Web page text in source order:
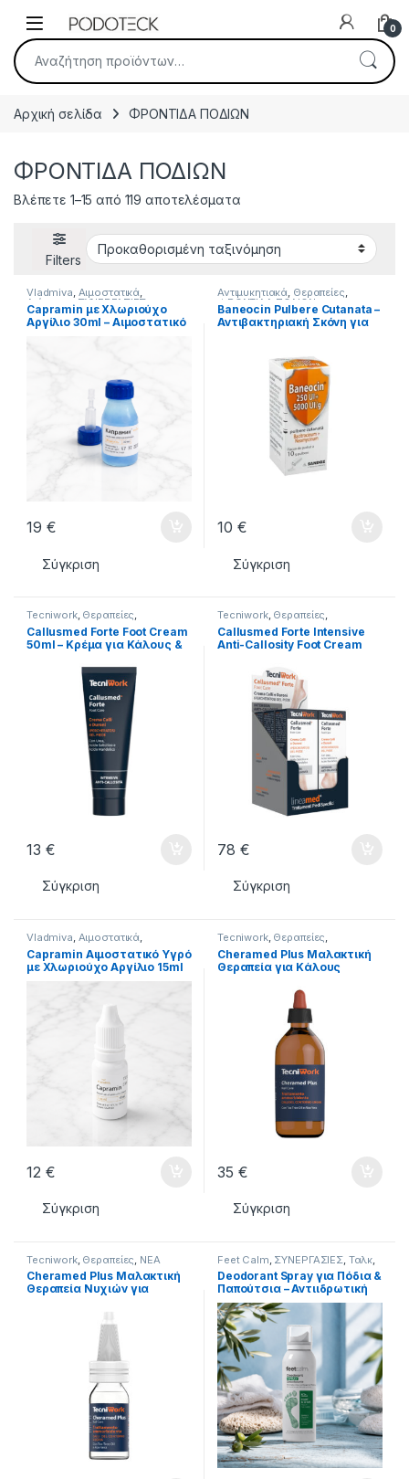
Open 0
Αναζήτηση για:
Αρχική σελίδα ΦΡΟΝΤΙΔΑ ΠΟΔΙΩΝ
ΦΡΟΝΤΙΔΑ ΠΟΔΙΩΝ
Βλέπετε 1–15 από 119 αποτελέσματα
Filters
Vladmiva, Αιμοστατικά,
Διάφορα , ΣΥΝΕΡΓΑΣΙΕΣ,
ΦΡΟΝΤΙΔΑ ΠΟΔΙΩΝ
Capramin με Χλωριούχο
Αργίλιο 30ml – Αιμοστατικό
19 €
Σύγκριση
Αντιμυκητιακά, Θεραπείες,
ΦΡΟΝΤΙΔΑ ΠΟΔΙΩΝ
Baneocin Pulbere Cutanata –
Αντιβακτηριακή Σκόνη για
10 €
Σύγκριση
Tecniwork, Θεραπείες,
ΣΥΝΕΡΓΑΣΙΕΣ, ΦΡΟΝΤΙΔΑ
ΠΟΔΙΩΝ
Callusmed Forte Foot Cream
50ml – Κρέμα για Κάλους &
13 €
Σύγκριση
Tecniwork, Θεραπείες,
ΣΥΝΕΡΓΑΣΙΕΣ, ΦΡΟΝΤΙΔΑ
ΠΟΔΙΩΝ
Callusmed Forte Intensive
Anti-Callosity Foot Cream
78 €
Σύγκριση
Vladmiva, Αιμοστατικά,
ΣΥΝΕΡΓΑΣΙΕΣ ΦΡΟΝΤΙΔΑ
ΠΟΔΙΩΝ
Capramin Αιμοστατικό Υγρό
με Χλωριούχο Αργίλιο 15ml
12 €
Σύγκριση
Tecniwork, Θεραπείες,
ΣΥΝΕΡΓΑΣΙΕΣ, ΦΡΟΝΤΙΔΑ
ΠΟΔΙΩΝ
Cheramed Plus Μαλακτική
Θεραπεία για Κάλους
35 €
Σύγκριση
Tecniwork, Θεραπείες ΝΕΑ
ΠΡΟΙΟΝΤΑ,ΦΡΟΝΤΙΔΑ ΠΟΔΙΩΝ
Cheramed Plus Μαλακτική
Θεραπεία Νυχιών για
Feet Calm ΣΥΝΕΡΓΑΣΙΕΣ, Ταλκ
ΦΡΟΝΤΙΔΑ ΠΟΔΙΩΝ
Deodorant Spray για Πόδια &
Παπούτσια – Αντιιδρωτική
Δράση & Άμεση Φρεσκάδα
125ml